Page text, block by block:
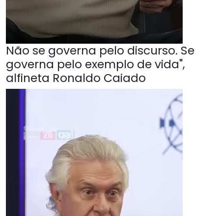
Não se governa pelo discurso. Se
governa pelo exemplo de vida",
alfineta Ronaldo Caiado